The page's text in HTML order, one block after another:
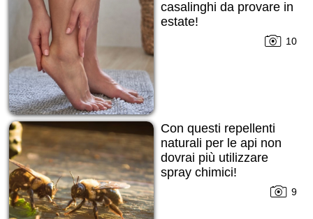
casalinghi da provare in
estate!
10
Con questi repellenti
naturali per le api non
dovrai più utilizzare
spray chimici!
9